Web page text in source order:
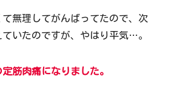
無理してがんばってたので、次
いたのですが、やはり平気…。
筋肉痛になりました。